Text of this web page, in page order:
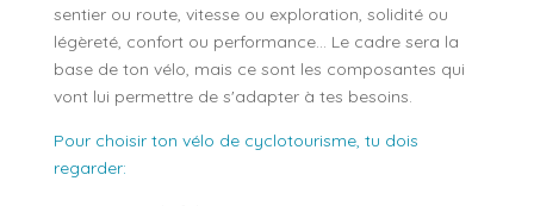
sentier ou route, vitesse ou exploration, solidité ou
légèreté, confort ou performance... Le cadre sera la
base de ton vélo, mais ce sont les composantes qui
vont lui permettre de s'adapter à tes besoins.
Pour choisir ton vélo de cyclotourisme, tu dois
regarder: